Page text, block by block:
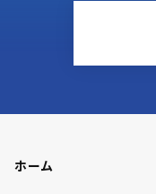
ホーム